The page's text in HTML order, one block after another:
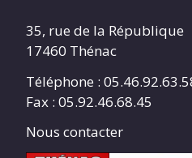
35, rue de la République
17460 Thénac
Téléphone :
Fax : 05.92.46.68.45
Nous contacter